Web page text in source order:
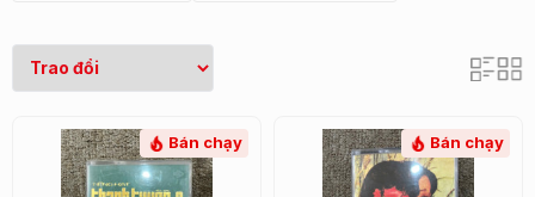
Bán chạy Bán chạy